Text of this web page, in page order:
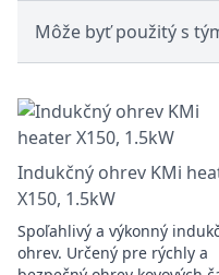
Môže byť použitý s
Indukčný ohrev KMi
X150, 1.5kW
Spoľahlivý a výkonný
ohrev. Určený pre rýchly a